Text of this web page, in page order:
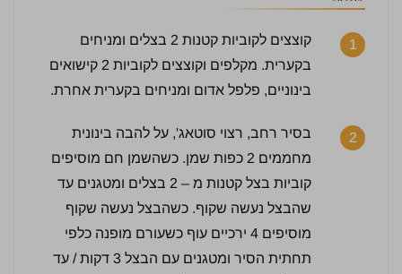
1
קוצצים לקוביות קטנות 2 בצלים ומניחים
בקערית. מקלפים וקוצצים לקוביות 2 קישואים
בינוניים, פלפל אדום ומניחים בקערית אחרת.
2
בסיר רחב, רצוי סוטאג', על להבה בינונית
מחממים 2 כפות שמן. כשהשמן חם מוסיפים
קוביות בצל קטנות מ – 2 בצלים ומטגנים עד
שהבצל נעשה שקוף. כשהבצל נעשה שקוף
מוסיפים 4 ירכיים עוף כשעורם מופנה כלפי
תחתית הסיר ומטגנים עם הבצל 3 דקות / עד